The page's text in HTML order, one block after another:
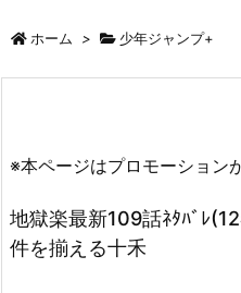
ホーム > 少年ジャンプ+
※本ページはプロモーション
地獄楽最新109話ﾈﾀﾊﾞﾚ
件を揃える十禾